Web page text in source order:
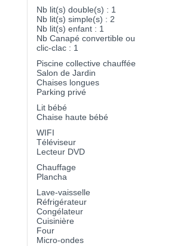
Nb lit(s) double(s) : 1
Nb lit(s) simple(s) : 2
Nb lit(s) enfant : 1
Nb Canapé convertible ou
clic-clac : 1
Piscine collective chauffée
Salon de Jardin
Chaises longues
Parking privé
Lit bébé
Chaise haute bébé
WIFI
Téléviseur
Lecteur DVD
Chauffage
Plancha
Lave-vaisselle
Réfrigérateur
Congélateur
Cuisinière
Four
Micro-ondes